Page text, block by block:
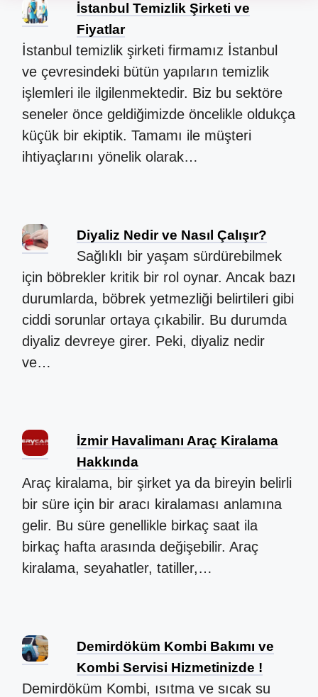
İstanbul Temizlik Şirketi ve
Fiyatlar
İstanbul temizlik şirketi firmamız İstanbul
ve çevresindeki bütün yapıların temizlik
işlemleri ile ilgilenmektedir. Biz bu sektöre
seneler önce geldiğimizde öncelikle oldukça
küçük bir ekiptik. Tamamı ile müşteri
ihtiyaçlarını yönelik olarak…
Diyaliz Nedir ve Nasıl Çalışır?
Sağlıklı bir yaşam sürdürebilmek
için böbrekler kritik bir rol oynar. Ancak bazı
durumlarda, böbrek yetmezliği belirtileri gibi
ciddi sorunlar ortaya çıkabilir. Bu durumda
diyaliz devreye girer. Peki, diyaliz nedir
ve…
İzmir Havalimanı Araç Kiralama
Hakkında
Araç kiralama, bir şirket ya da bireyin belirli
bir süre için bir aracı kiralaması anlamına
gelir. Bu süre genellikle birkaç saat ila
birkaç hafta arasında değişebilir. Araç
kiralama, seyahatler, tatiller,…
Demirdöküm Kombi Bakımı ve
Kombi Servisi Hizmetinizde !
Demirdöküm Kombi, ısıtma ve sıcak su